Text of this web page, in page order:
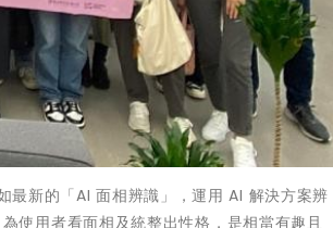
最新的「AI 面相辨識」，運用 AI 解決方案辨
使用者看面相及統整出性格，是相當有趣且